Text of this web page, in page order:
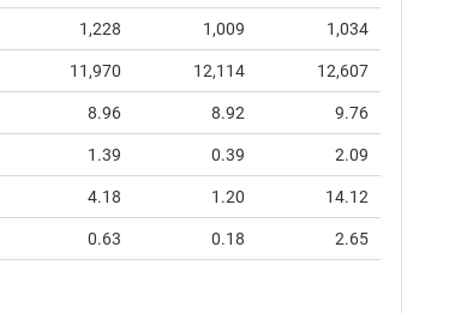
1,228 1,009 1,034
11,970 12,114 12,607
8.96 8.92 9.76
1.39 0.39 2.09
4.18 1.20 14.12
0.63 0.18 2.65